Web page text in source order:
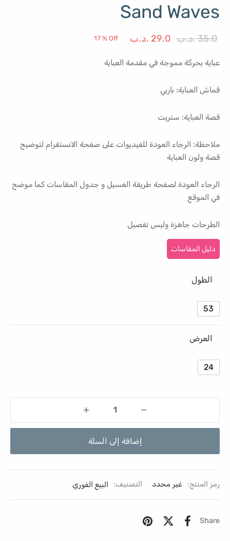
Sand Waves
17 % Off 35.0.د.ب السعر
35.0 .د.ب.
29.0 .د.ب
السعر
29.0 .د.ب.
عباية بحركة مموجة في مقدمة العباية
قماش العباية: باربي
قصة العباية: ستريت
ملاحظة: الرجاء العودة للفيديوات على صفحة الانستقرام لتوضيح
قصة ولون العباية
الرجاء العودة لصفحة طريقة الغسيل و جدول المقاسات كما موضح
في الموقع
الطرحات جاهزة وليس تفصيل
دليل المقاسات
الطول
53
العرض
24
إضافة إلى السلة
رمز المنتج: غير محدد التصنيف: البيع الفوري
Share